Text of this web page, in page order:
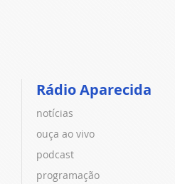
Rádio Aparecida
notícias
ouça ao vivo
podcast
programação